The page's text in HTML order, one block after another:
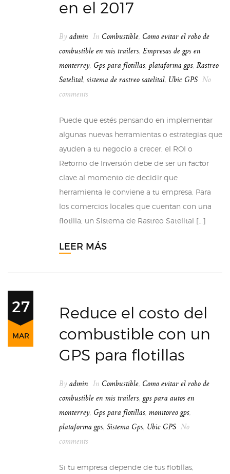
en el 2017
By admin In Combustible, Como evitar el robo de
combustible en mis trailers, Empresas de gps en
monterrey, Gps para flotillas, plataforma gps, Rastreo
Satelital, sistema de rastreo satelital, Ubic GPS No
comments
Puede que estés pensando en implementar
algunas nuevas herramientas o estrategias que
ayuden a tu negocio a crecer, el ROI o
Retorno de Inversión debe de ser un factor
clave al momento de decidir que
herramienta le conviene a tu empresa. Para
los comercios locales que cuentan con una
flotilla, un Sistema de Rastreo Satelital […]
LEER MÁS
27
MAR
Reduce el costo del
combustible con un
GPS para flotillas
By admin In Combustible, Como evitar el robo de
combustible en mis trailers, gps para autos en
monterrey, Gps para flotillas, monitoreo gps,
plataforma gps, Sistema Gps, Ubic GPS No
comments
Si tu empresa depende de tus flotillas,